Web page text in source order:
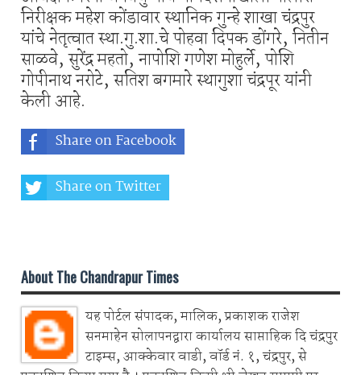
निरीक्षक महेश कोंडावार स्थानिक गुन्हे शाखा चंद्रपुर
यांचे नेतृत्वात स्था.गु.शा.चे पोहवा दिपक डोंगरे, नितीन
साळवे, सुरेंद्र महतो, नापोशि गणेश मोहुर्ले, पोशि
गोपीनाथ नरोटे, सतिश बगमारे स्थागुशा चंद्रपूर यांनी
केली आहे.
Share on Facebook
Share on Twitter
About The Chandrapur Times
यह पोर्टल संपादक, मालिक, प्रकाशक राजेश
सनमाहेन सोलापनद्वारा कार्यालय साप्ताहिक दि चंद्रपुर
टाइम्स, आक्केवार वाडी, वॉर्ड नं. १, चंद्रपुर, से